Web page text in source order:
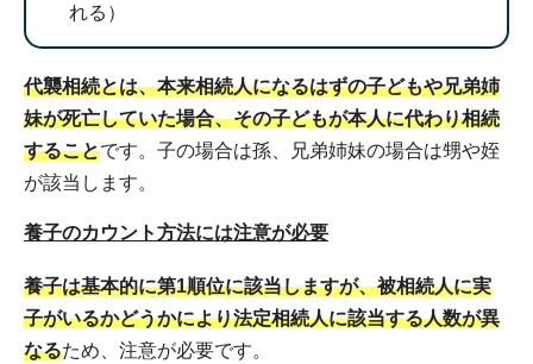
れる）
代襲相続とは、本来相続人になるはずの子どもや兄弟姉
妹が死亡していた場合、その子どもが本人に代わり相続
することです。子の場合は孫、兄弟姉妹の場合は甥や姪
が該当します。
養子のカウント方法には注意が必要
養子は基本的に第1順位に該当しますが、被相続人に実
子がいるかどうかにより法定相続人に該当する人数が異
なるため、注意が必要です。